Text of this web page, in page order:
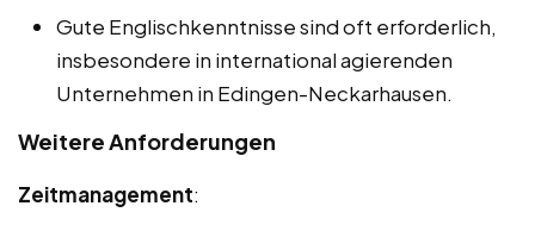
Gute Englischkenntnisse sind oft erforderlich,
insbesondere in international agierenden
Unternehmen in Edingen-Neckarhausen.
Weitere Anforderungen
Zeitmanagement: